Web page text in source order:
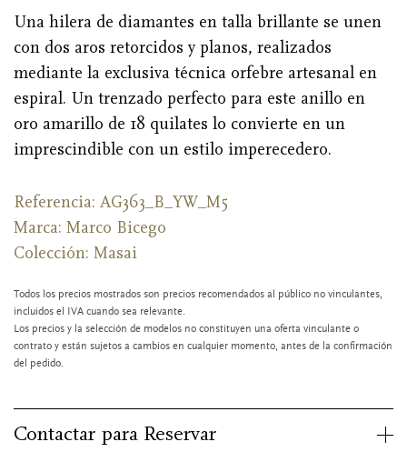
Una hilera de diamantes en talla brillante se unen
con dos aros retorcidos y planos, realizados
mediante la exclusiva técnica orfebre artesanal en
espiral. Un trenzado perfecto para este anillo en
oro amarillo de 18 quilates lo convierte en un
imprescindible con un estilo imperecedero.
Referencia: AG363_B_YW_M5
Marca: Marco Bicego
Colección: Masai
Todos los precios mostrados son precios recomendados al público no vinculantes,
incluidos el IVA cuando sea relevante.
Los precios y la selección de modelos no constituyen una oferta vinculante o
contrato y están sujetos a cambios en cualquier momento, antes de la confirmación
del pedido.
Contactar para Reservar